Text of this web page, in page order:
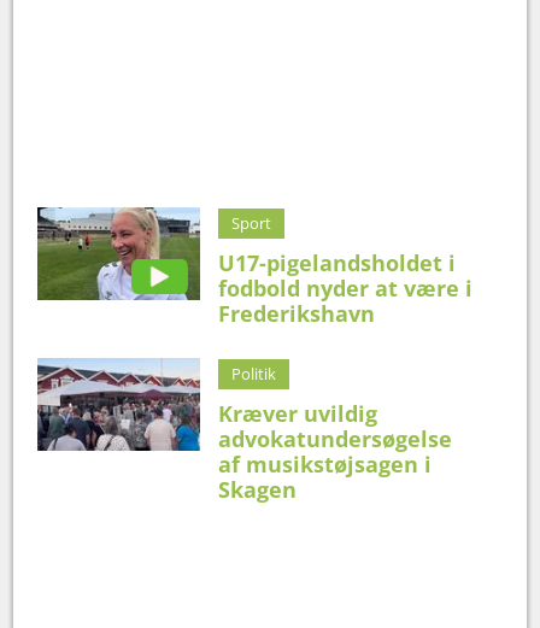
Sport
U17-pigelandsholdet i
fodbold nyder at være i
Frederikshavn
Politik
Kræver uvildig
advokatundersøgelse
af musikstøjsagen i
Skagen